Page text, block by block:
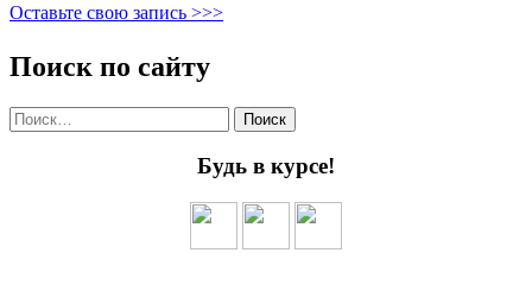
Оставьте свою запись >>>
Поиск по сайту
Найти:
Будь в курсе!